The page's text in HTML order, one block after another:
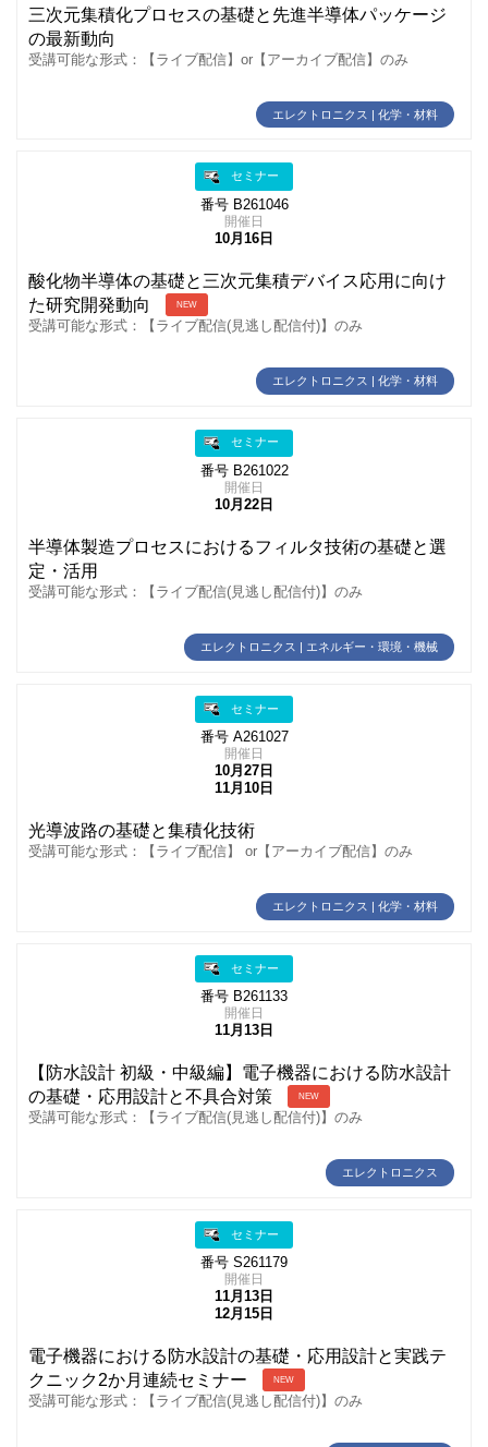
三次元集積化プロセスの基礎と先進半導体パッケージ
の最新動向
受講可能な形式：【ライブ配信】or【アーカイブ配信】のみ
エレクトロニクス | 化学・材料
セミナー
番号 B261046
開催日
10月16日
酸化物半導体の基礎と三次元集積デバイス応用に向け
た研究開発動向
NEW
受講可能な形式：【ライブ配信(見逃し配信付)】のみ
エレクトロニクス | 化学・材料
セミナー
番号 B261022
開催日
10月22日
半導体製造プロセスにおけるフィルタ技術の基礎と選
定・活用
受講可能な形式：【ライブ配信(見逃し配信付)】のみ
エレクトロニクス | エネルギー・環境・機械
セミナー
番号 A261027
開催日
10月27日
11月10日
光導波路の基礎と集積化技術
受講可能な形式：【ライブ配信】 or【アーカイブ配信】のみ
エレクトロニクス | 化学・材料
セミナー
番号 B261133
開催日
11月13日
【防水設計 初級・中級編】電子機器における防水設計
の基礎・応用設計と不具合対策
NEW
受講可能な形式：【ライブ配信(見逃し配信付)】のみ
エレクトロニクス
セミナー
番号 S261179
開催日
11月13日
12月15日
電子機器における防水設計の基礎・応用設計と実践テ
クニック2か月連続セミナー
NEW
受講可能な形式：【ライブ配信(見逃し配信付)】のみ